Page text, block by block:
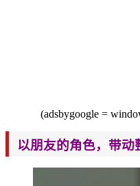
(adsbygoogle =
以朋友的角色，带动